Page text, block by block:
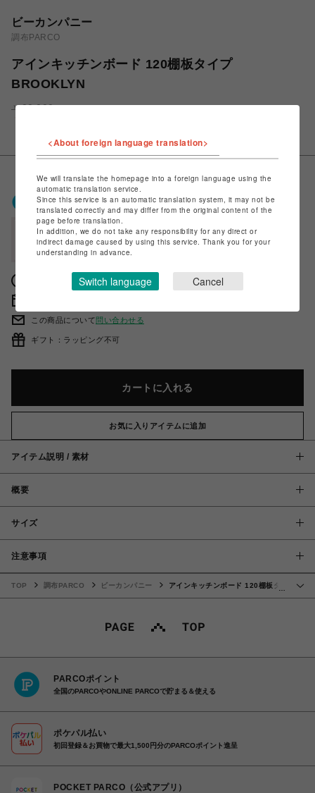
ビーカンパニー
調布PARCO
アインキッチンボード 120棚板タイプ
BROOKLYN
￥88,000
ポケパル払いで 0 〜 0ポイント
（1P=1円）※キャンペーン分除く
会員登録後、ポケパル払い初回登録&利用で
最大1,500円分ポイント進呈
獲得ポイントの確認方法はこちら
この商品について問い合わせる
ギフト：ラッピング不可
カートに入れる
お気に入りアイテムに追加
アイテム説明 / 素材
概要
サイズ
注意事項
…
TOP 調布PARCO ビーカンパニー
アインキッチンボード 120棚板タ
PARCOポイント
全国のPARCOやONLINE PARCOで貯まる＆使える
ポケパル払い
初回登録＆お買物で最大1,500円分のPARCOポイント進呈
POCKET PARCO（公式アプリ）
<About foreign language translation>
We will translate the homepage into a foreign language using the
automatic translation service.
Since this service is an automatic translation system, it may not be
translated correctly and may differ from the original content of the
page before translation.
In addition, we do not take any responsibility for any direct or
indirect damage caused by using this service. Thank you for your
understanding in advance.
Switch language Cancel